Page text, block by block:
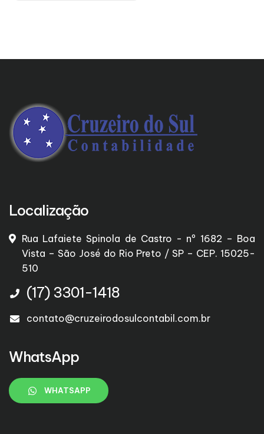
Localização
Rua Lafaiete Spinola de Castro - nº 1682 – Boa
Vista – São José do Rio Preto / SP – CEP. 15025-
510
(17) 3301-1418
contato@cruzeirodosulcontabil.com.br
WhatsApp
WHATSAPP